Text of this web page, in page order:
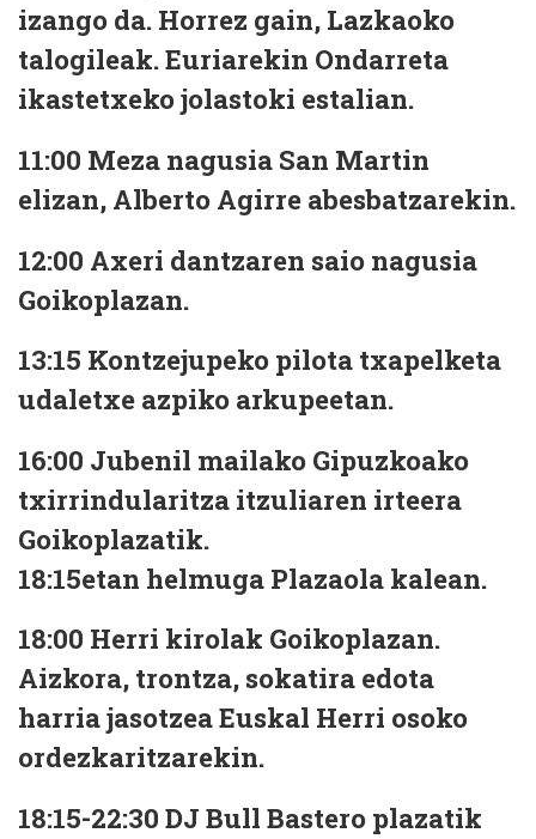
izango da. Horrez gain, Lazkaoko
talogileak. Euriarekin Ondarreta
ikastetxeko jolastoki estalian.
11:00 Meza nagusia San Martin
elizan, Alberto Agirre abesbatzarekin.
12:00 Axeri dantzaren saio nagusia
Goikoplazan.
13:15 Kontzejupeko pilota txapelketa
udaletxe azpiko arkupeetan.
16:00 Jubenil mailako Gipuzkoako
txirrindularitza itzuliaren irteera
Goikoplazatik.
18:15etan helmuga Plazaola kalean.
18:00 Herri kirolak Goikoplazan.
Aizkora, trontza, sokatira edota
harria jasotzea Euskal Herri osoko
ordezkaritzarekin.
18:15-22:30 DJ Bull Bastero plazatik